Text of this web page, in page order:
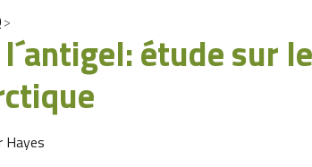
étude sur
Hayes